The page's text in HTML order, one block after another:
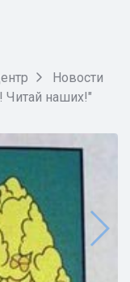
Новости
Читай наших!"